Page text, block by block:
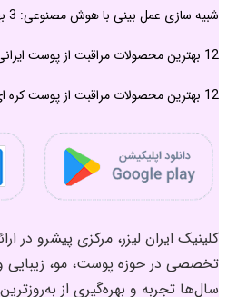
شبیه سازی عمل بینی با هوش مصنوعی: 3 بهترین برنامه و سایت آنلاین
12 بهترین محصولات مراقبت از پوست ایرانی+ بهترین برندها
12 بهترین محصولات مراقبت از پوست کره ای+ نکات کاربردی
کلینیک ایران لیزر، مرکزی پیشرو در
تخصصی در حوزه پوست، مو، زیبایی
سال‌ها تجربه و بهره‌گیری از